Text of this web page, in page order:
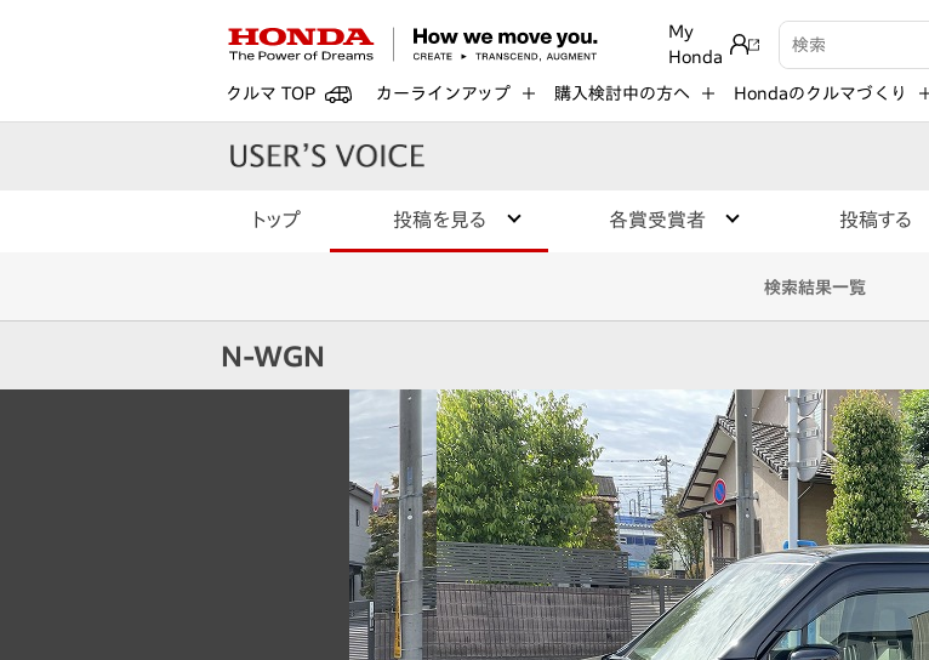
My
Honda
検索キーワード入力
クルマ TOP カーラインアップ 購入検討中の方へ Hondaのクルマづくり
トップ 投稿を見る 各賞受賞者 投稿する
検索結果一覧
N-WGN